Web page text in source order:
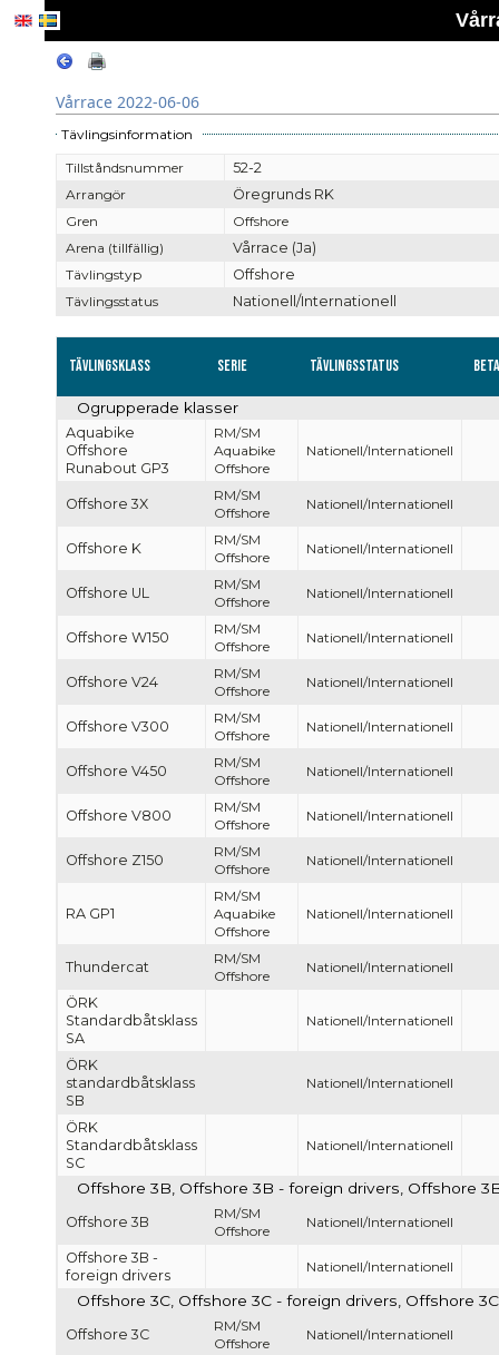
Vårrace 2022-06-06
Tävlingsinformation
Tillståndsnummer
52-2
Arrangör
Öregrunds RK
Gren
Offshore
Arena (tillfällig)
Vårrace (Ja)
Tävlingstyp
Offshore
Tävlingsstatus
Nationell/Internationell
Tävlingsklass Serie Tävlingsstatus
Ogrupperade klasser
Aquabike
Offshore
Runabout GP3
RM/SM
Aquabike
Offshore
Nationell/Internationell
Offshore 3X
RM/SM
Offshore
Nationell/Internationell
Offshore K
RM/SM
Offshore
Nationell/Internationell
Offshore UL
RM/SM
Offshore
Nationell/Internationell
Offshore W150
RM/SM
Offshore
Nationell/Internationell
Offshore V24
RM/SM
Offshore
Nationell/Internationell
Offshore V300
RM/SM
Offshore
Nationell/Internationell
Offshore V450
RM/SM
Offshore
Nationell/Internationell
Offshore V800
RM/SM
Offshore
Nationell/Internationell
Offshore Z150
RM/SM
Offshore
Nationell/Internationell
RA GP1
RM/SM
Aquabike
Offshore
Nationell/Internationell
Thundercat
RM/SM
Offshore
Nationell/Internationell
ÖRK
Standardbåtsklass
SA
Nationell/Internationell
ÖRK
standardbåtsklass
SB
Nationell/Internationell
ÖRK
Standardbåtsklass
SC
Nationell/Internationell
Offshore 3B, Offshore 3B - foreign drivers, Offshore
Offshore 3B
RM/SM
Offshore
Nationell/Internationell
Offshore 3B -
foreign drivers
Nationell/Internationell
Offshore 3C, Offshore 3C - foreign drivers, Offshore
Offshore 3C
RM/SM
Offshore
Nationell/Internationell